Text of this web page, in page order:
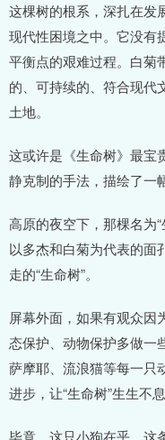
这棵树的根系，深扎在发
现代性困境之中。它没有
平衡点的艰难过程。白菊
的、可持续的、符合现代
土地。
这或许是《生命树》最宝
静克制的手法，描绘了一
高原的夜空下，那棵名为
以多杰和白菊为代表的面
走的“生命树”。
屏幕外面，如果有观众因
态保护、动物保护多做一
萨摩耶、流浪猫等每一只
进步，让“生命树”生生不